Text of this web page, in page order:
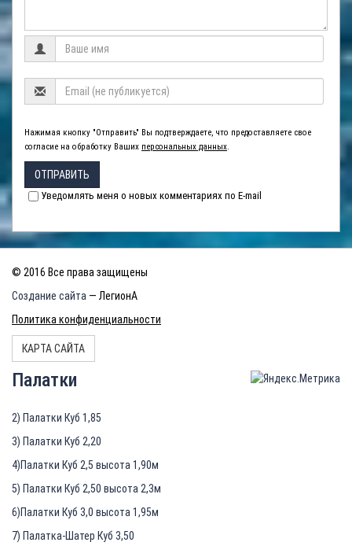
Нажимая кнопку "Отправить" Вы подтверждаете, что предоставляете свое
согласие на обработку Ваших персональных данных.
ОТПРАВИТЬ
Уведомлять меня о новых комментариях по E-mail
© 2016 Все права защищены
Создание сайта — ЛегионА
Политика конфиденциальности
КАРТА САЙТА
Палатки
2) Палатки Куб 1,85
3) Палатки Куб 2,20
4)Палатки Куб 2,5 высота 1,90м
5) Палатки Куб 2,50 высота 2,3м
6)Палатки Куб 3,0 высота 1,95м
7) Палатка-Шатер Куб 3,50